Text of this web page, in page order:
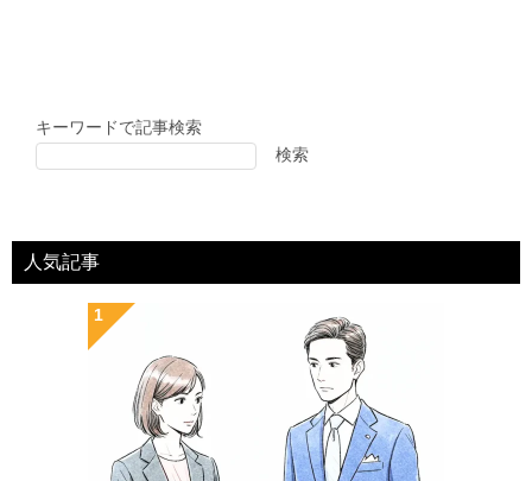
キーワードで記事検索
検索
人気記事